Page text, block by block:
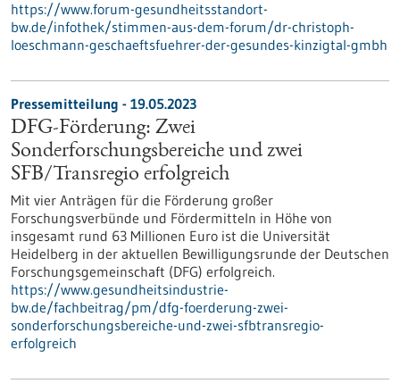
https://www.forum-gesundheitsstandort-
bw.de/infothek/stimmen-aus-dem-forum/dr-christoph-
loeschmann-geschaeftsfuehrer-der-gesundes-kinzigtal-gmbh
Pressemitteilung - 19.05.2023
DFG-Förderung: Zwei
Sonderforschungsbereiche und zwei
SFB/Transregio erfolgreich
Mit vier Anträgen für die Förderung großer
Forschungsverbünde und Fördermitteln in Höhe von
insgesamt rund 63 Millionen Euro ist die Universität
Heidelberg in der aktuellen Bewilligungsrunde der Deutschen
Forschungsgemeinschaft (DFG) erfolgreich.
https://www.gesundheitsindustrie-
bw.de/fachbeitrag/pm/dfg-foerderung-zwei-
sonderforschungsbereiche-und-zwei-sfbtransregio-
erfolgreich